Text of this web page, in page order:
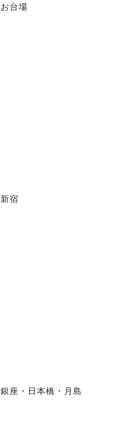
お台場
新宿
銀座・日本橋・月島